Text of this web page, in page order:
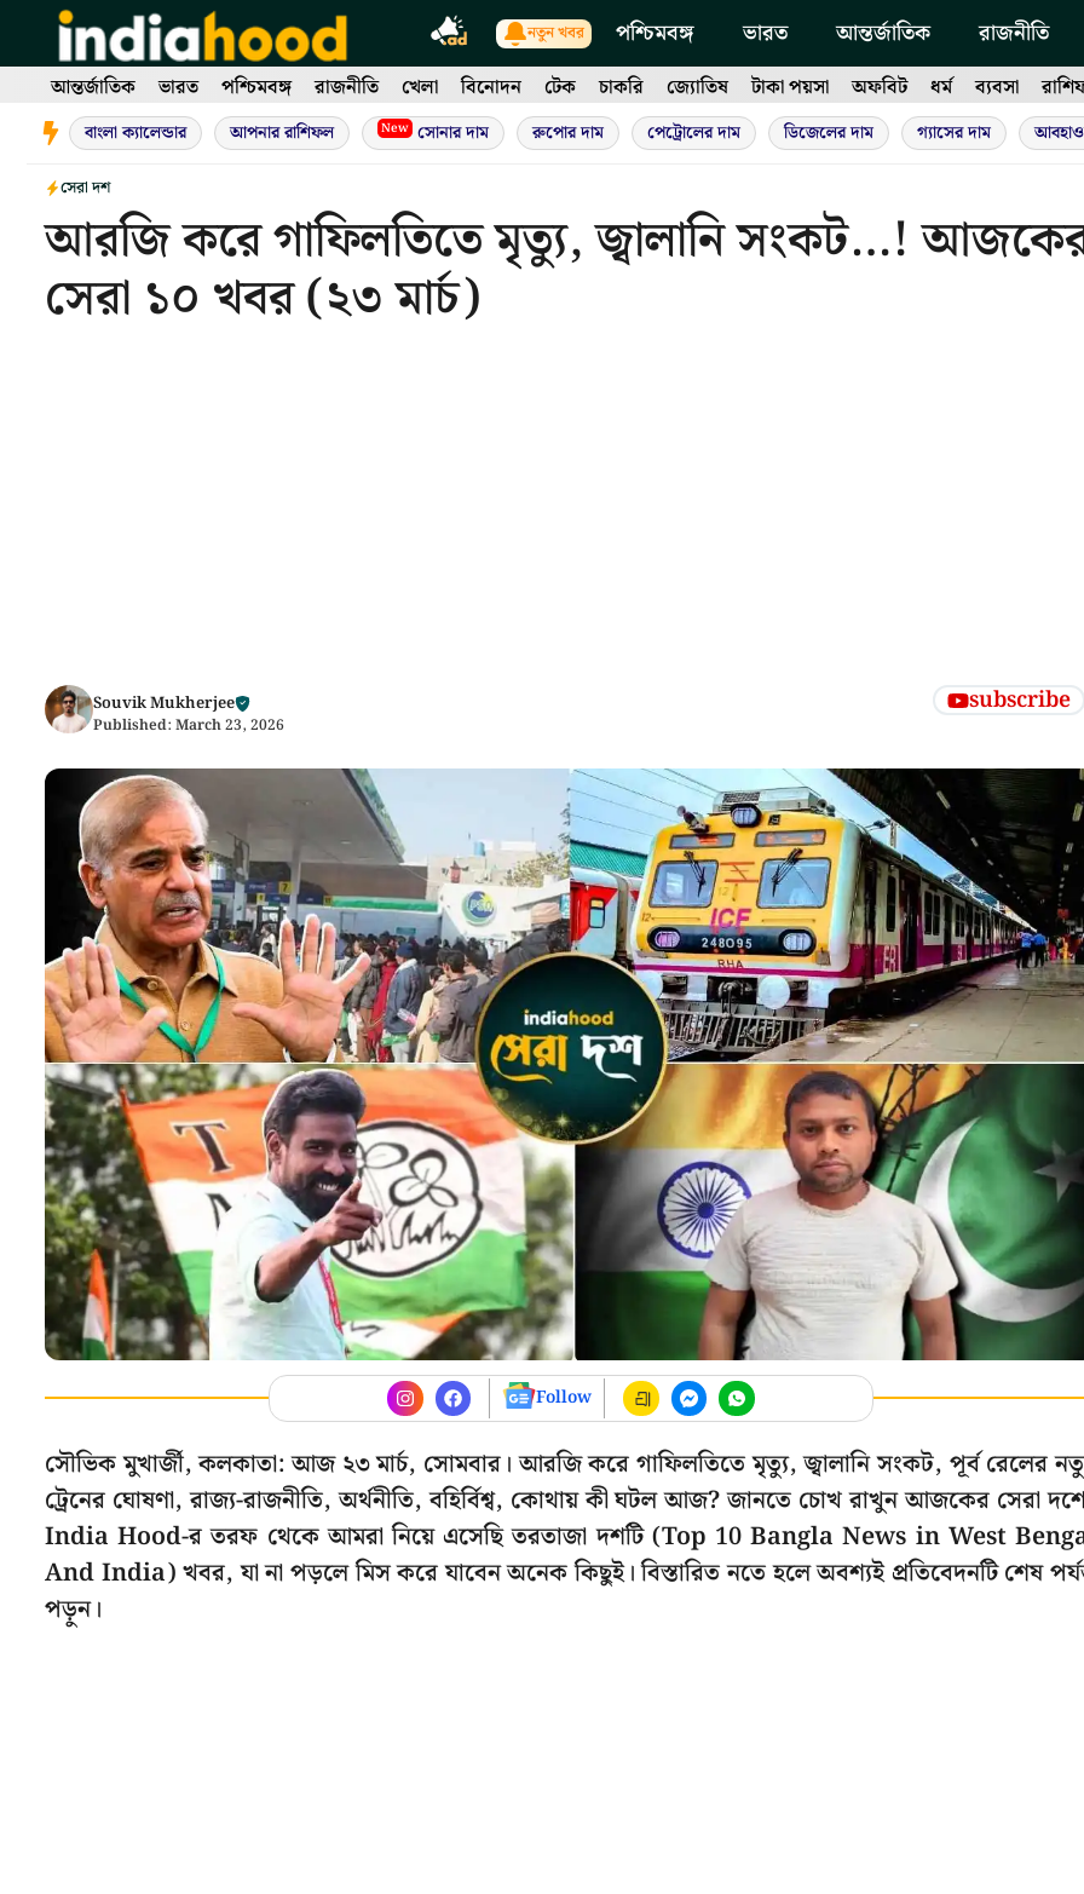
content
নতুন খবর পশ্চিমবঙ্গ ভারত আন্তর্জাতিক রাজনীতি
আন্তর্জাতিক ভারত পশ্চিমবঙ্গ রাজনীতি খেলা বিনোদন টেক চাকরি জ্যোতিষ টাকা পয়সা অফবিট ধর্ম ব্যবসা
বাংলা ক্যালেন্ডার আপনার রাশিফল New সোনার দাম রুপোর দাম পেট্রোলের দাম ডিজেলের দাম গ্যাসের দাম
সেরা দশ
আরজি করে গাফিলতিতে মৃত্যু, জ্বালানি সংকট…!
সেরা ১০ খবর (২৩ মার্চ)
Souvik Mukherjee
Published: March 23, 2026
subscribe
Follow
সৌভিক মুখার্জী, কলকাতা: আজ ২৩ মার্চ, সোমবার। আরজি করে গাফিলতিতে মৃত্যু, জ্বালানি সংকট, পূর্ব রেলের
ট্রেনের ঘোষণা, রাজ্য-রাজনীতি, অর্থনীতি, বহির্বিশ্ব, কোথায় কী ঘটল আজ? জানতে চোখ রাখুন আজকের সেরা
India Hood-র তরফ থেকে আমরা নিয়ে এসেছি তরতাজা দশটি (Top 10 Bangla News in West
And India) খবর, যা না পড়লে মিস করে যাবেন অনেক কিছুই। বিস্তারিত নতে হলে অবশ্যই প্রতিবেদনটি শেষ
পড়ুন।